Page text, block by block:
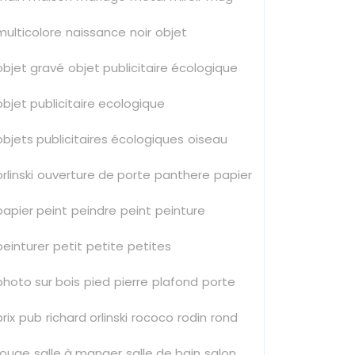
naissance noir objet
gravé objet publicitaire écologique
publicitaire ecologique
publicitaires écologiques oiseau
ouverture de porte panthere papier
peint peindre peint peinture
petit petite petites
sur bois pied pierre plafond porte
pub richard orlinski rococo rodin rond